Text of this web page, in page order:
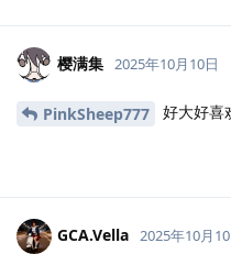
樱满集 2025年10月10日
PinkSheep777 好大好喜
GCA.​Vella 2025年10月